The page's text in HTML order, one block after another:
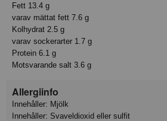
Fett 13.4 g
varav mättat fett 7.6 g
Kolhydrat 2.5 g
varav sockerarter 1.7 g
Protein 6.1 g
Motsvarande salt 3.6 g
Allergiinfo
Innehåller: Mjölk
Innehåller: Svaveldioxid eller sulfit